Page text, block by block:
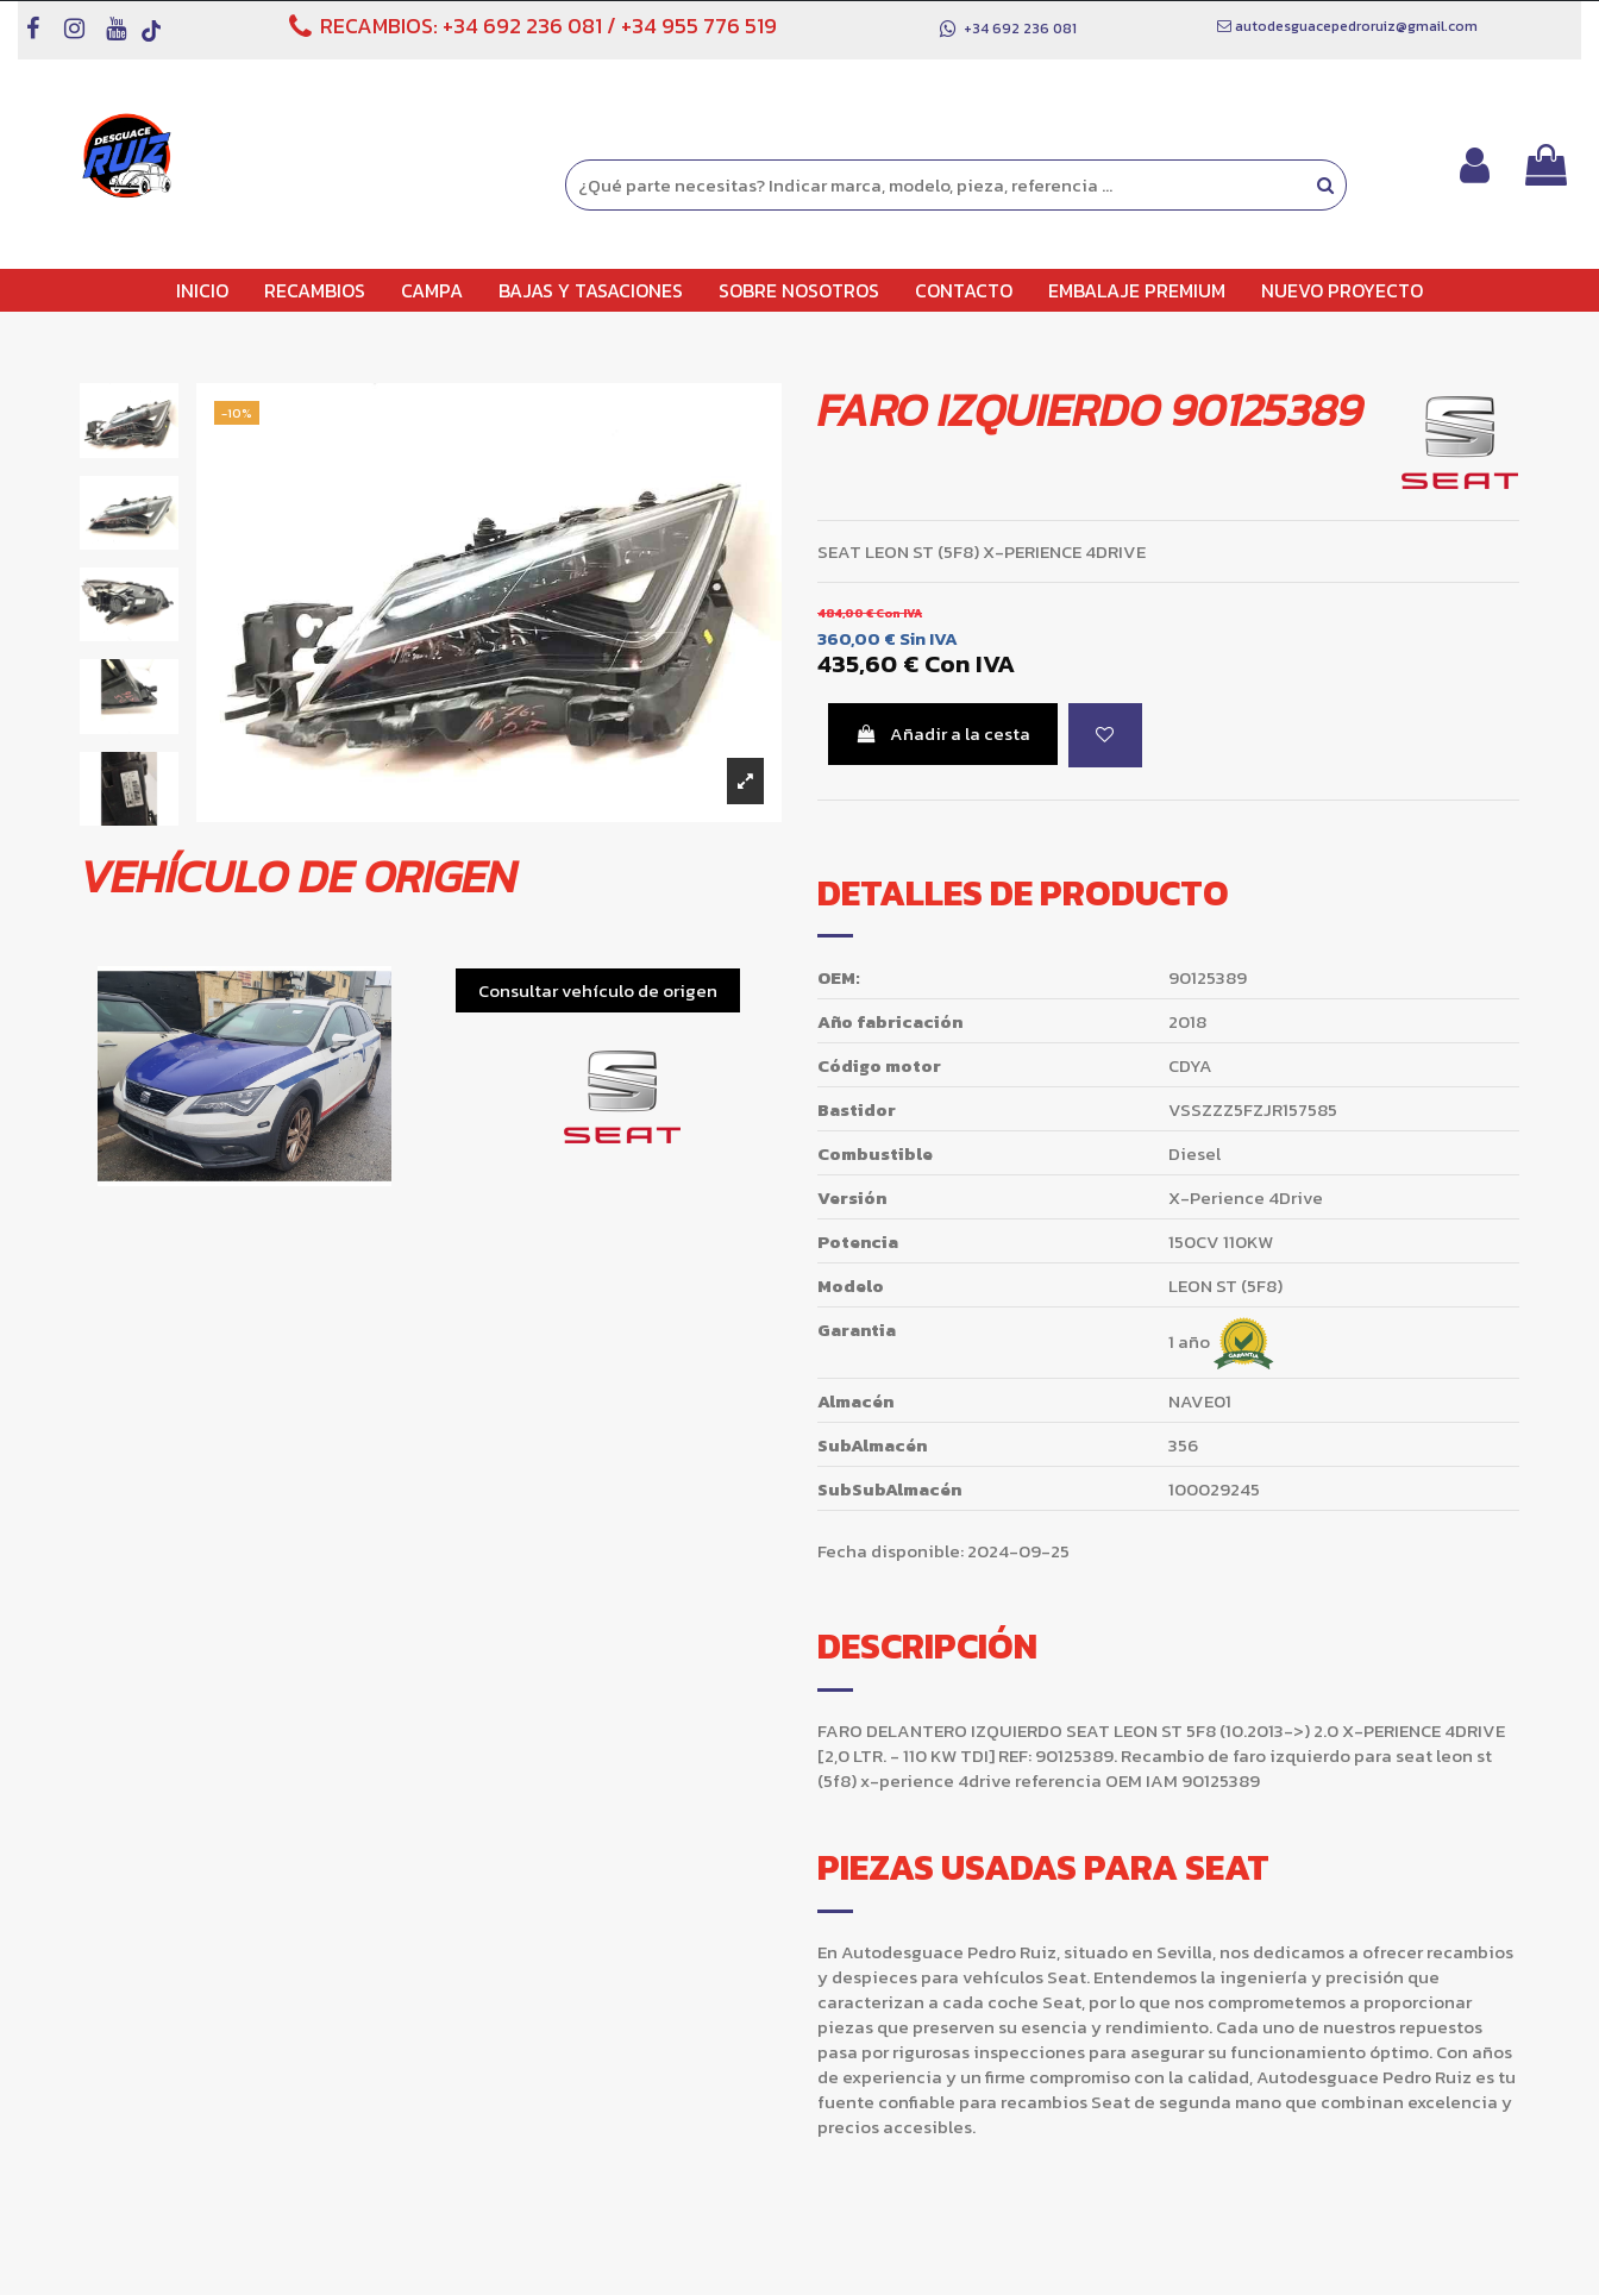
RECAMBIOS: +34 692 236 081 / +34 955 776 519 +34 692 236 081 autodesguacepedroruiz@gmail.com
INICIO RECAMBIOS CAMPA BAJAS Y TASACIONES SOBRE NOSOTROS CONTACTO EMBALAJE PREMIUM NUEVO PROYECTO
-10%
VEHÍCULO DE ORIGEN
Consultar vehículo de origen
FARO IZQUIERDO 90125389
SEAT LEON ST (5F8) X-PERIENCE 4DRIVE
484,00 €Con IVA
360,00 € Sin IVA
435,60 €Con IVA
Añadir a la cesta
DETALLES DE PRODUCTO
OEM:
90125389
Año fabricación
2018
Código motor
CDYA
Bastidor
VSSZZZ5FZJR157585
Combustible
Diesel
Versión
X-Perience 4Drive
Potencia
150CV 110KW
Modelo
LEON ST (5F8)
Garantia
1 año
Almacén
NAVE01
SubAlmacén
356
SubSubAlmacén
100029245
Fecha disponible:2024-09-25
DESCRIPCIÓN
FARO DELANTERO IZQUIERDO SEAT LEON ST 5F8 (10.2013->) 2.0 X-PERIENCE 4DRIVE
[2,0 LTR. - 110 KW TDI] REF: 90125389. Recambio de faro izquierdo para seat leon st
(5f8) x-perience 4drive referencia OEM IAM 90125389
PIEZAS USADAS PARA SEAT
En Autodesguace Pedro Ruiz, situado en Sevilla, nos dedicamos a ofrecer recambios
y despieces para vehículos Seat. Entendemos la ingeniería y precisión que
caracterizan a cada coche Seat, por lo que nos comprometemos a proporcionar
piezas que preserven su esencia y rendimiento. Cada uno de nuestros repuestos
pasa por rigurosas inspecciones para asegurar su funcionamiento óptimo. Con años
de experiencia y un firme compromiso con la calidad, Autodesguace Pedro Ruiz es tu
fuente confiable para recambios Seat de segunda mano que combinan excelencia y
precios accesibles.